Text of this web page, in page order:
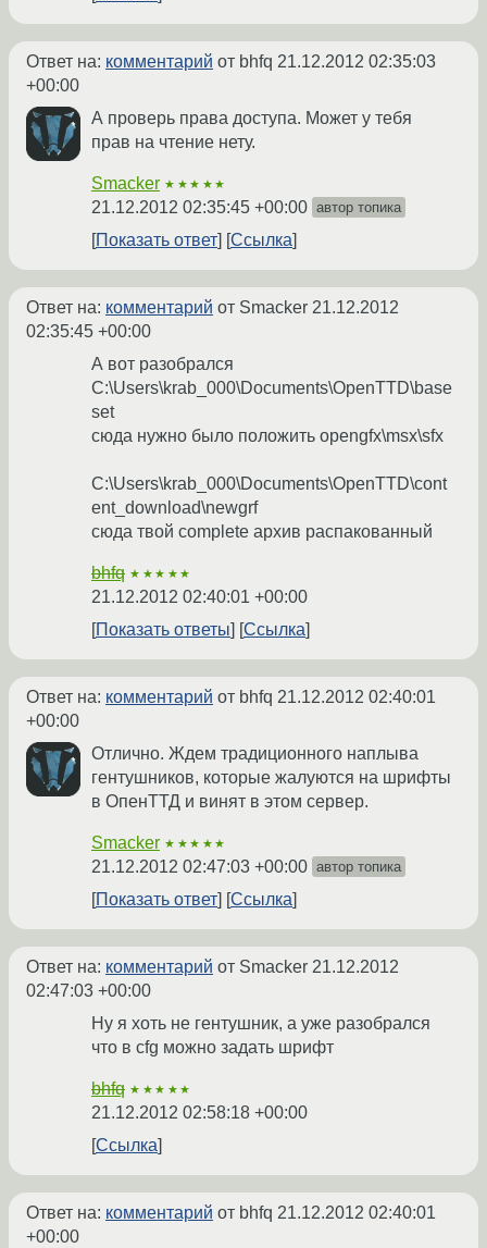
Ответ на: комментарий от bhfq 21.12.2012 02:35:03
+00:00
А проверь права доступа. Может у тебя
прав на чтение нету.
Smacker ★★★★★
21.12.2012 02:35:45 +00:00 автор топика
Показать ответ Ссылка
Ответ на: комментарий от Smacker 21.12.2012
02:35:45 +00:00
А вот разобрался
C:\Users\krab_000\Documents\OpenTTD\base
set
сюда нужно было положить opengfx\msx\sfx
C:\Users\krab_000\Documents\OpenTTD\cont
ent_download\newgrf
сюда твой complete архив распакованный
bhfq ★★★★★
21.12.2012 02:40:01 +00:00
Показать ответы
Ссылка
Ответ на: комментарий от bhfq 21.12.2012 02:40:01
+00:00
Отлично. Ждем традиционного наплыва
гентушников, которые жалуются на шрифты
в ОпенТТД и винят в этом сервер.
Smacker ★★★★★
21.12.2012 02:47:03 +00:00 автор топика
Показать ответ Ссылка
Ответ на: комментарий от Smacker 21.12.2012
02:47:03 +00:00
Ну я хоть не гентушник, а уже разобрался
что в cfg можно задать шрифт
bhfq ★★★★★
21.12.2012 02:58:18 +00:00
Ссылка
Ответ на: комментарий от bhfq 21.12.2012 02:40:01
+00:00